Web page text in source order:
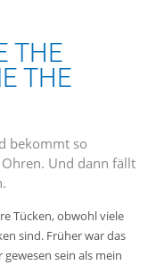
THE
THE
bekommt so
Und dann fällt
Tücken, obwohl viele
sind. Früher war das
sein als mein